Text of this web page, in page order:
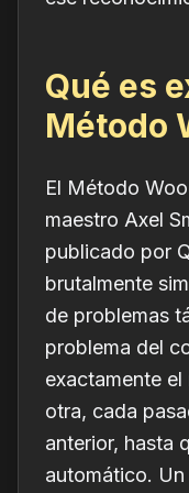
Qué es
Método
El Método
maestro Axel
publicado por
brutalmente
de problemas
problema del
exactamente
otra, cada
anterior, hasta
automático.